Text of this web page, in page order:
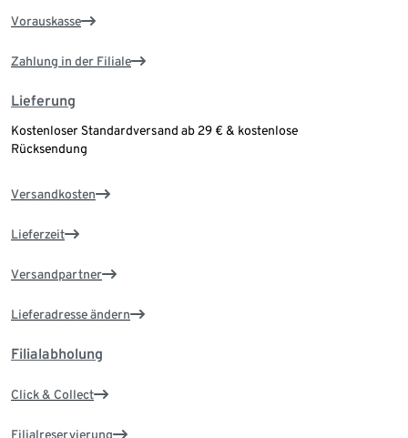
Vorauskasse
Zahlung in der Filiale
Lieferung
Kostenloser Standardversand ab 29 € & kostenlose
Rücksendung
Versandkosten
Lieferzeit
Versandpartner
Lieferadresse ändern
Filialabholung
Click & Collect
Filialreservierung